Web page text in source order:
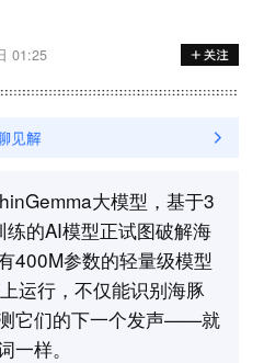
01:25
大模型，基于3
的AI模型正试图破解海
400M参数的轻量级模型
运行，不仅能识别海豚
它们的下一个发声——就
样。